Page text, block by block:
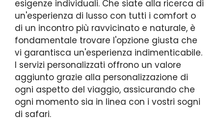
esigenze individuali. Che siate alla ricerca di
un'esperienza di lusso con tutti i comfort o
di un incontro più ravvicinato e naturale, è
fondamentale trovare l'opzione giusta che
vi garantisca un'esperienza indimenticabile.
I servizi personalizzati offrono un valore
aggiunto grazie alla personalizzazione di
ogni aspetto del viaggio, assicurando che
ogni momento sia in linea con i vostri sogni
di safari.